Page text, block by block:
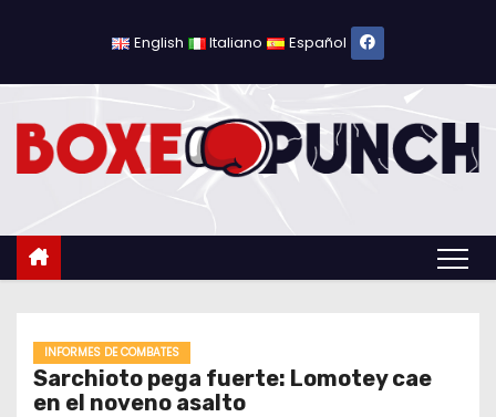
l
English Italiano Español
INFORMES DE COMBATES
Sarchioto pega fuerte: Lomotey cae
en el noveno asalto